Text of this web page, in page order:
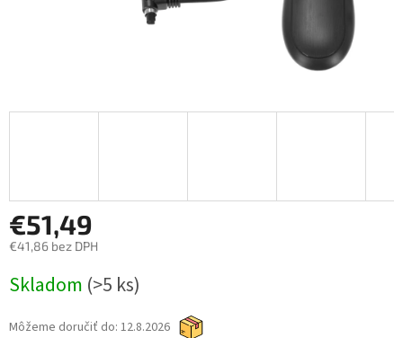
€51,49
€41,86 bez DPH
cena:
Skladom (>5 ks)
Môžeme doručiť do: 12.8.2026